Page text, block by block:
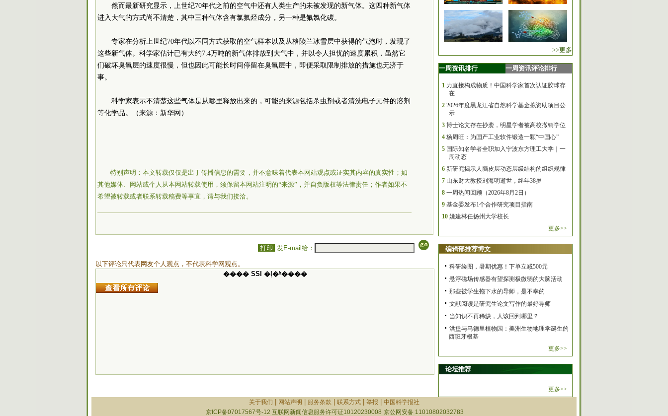
然而最新研究显示，上世纪70年代之前的空气中还有人类生产的未被发现的新气体。这四种新气体
进入大气的方式尚不清楚，其中三种气体含有氯氟烃成分，另一种是氟氯化碳。
专家在分析上世纪70年代以不同方式获取的空气样本以及从格陵兰冰雪层中获得的气泡时，发现了
这些新气体。科学家估计已有大约7.4万吨的新气体排放到大气中，并以令人担忧的速度累积，虽然它
们破坏臭氧层的速度很慢，但也因此可能长时间停留在臭氧层中，即便采取限制排放的措施也无济于
事。
科学家表示不清楚这些气体是从哪里释放出来的，可能的来源包括杀虫剂或者清洗电子元件的溶剂
等化学品。（来源：新华网）
特别声明：本文转载仅仅是出于传播信息的需要，并不意味着代表本网站观点或证实其内容的真实性；如
其他媒体、网站或个人从本网站转载使用，须保留本网站注明的“来源”，并自负版权等法律责任；作者如果不
希望被转载或者联系转载稿费等事宜，请与我们接洽。
打印 发E-mail给：
以下评论只代表网友个人观点，不代表科学网观点。
���� SSI �ļ�ʱ����
>>更多
一周资讯排行 一周资讯评论排行
1 力直接构成物质！中国科学家首次认证胶球存
在
2 2026年度黑龙江省自然科学基金拟资助项目公
示
3 博士论文存在抄袭，明星学者被高校撤销学位
4 杨周旺：为国产工业软件锻造一颗“中国心”
5 国际知名学者全职加入宁波东方理工大学｜一
周动态
6 新研究揭示人脑皮层动态层级结构的组织规律
7 山东财大教授刘海明逝世，终年38岁
8 一周热闻回顾（2026年8月2日）
9 基金委发布1个合作研究项目指南
10 姚建林任扬州大学校长
更多>>
编辑部推荐博文
科研绘图，暑期优惠！下单立减500元
悬浮磁场传感器有望探测极微弱的大脑活动
那些被学生拖下水的导师，是不幸的
文献阅读是研究生论文写作的最好导师
当知识不再稀缺，人该回到哪里？
洪堡与马德里植物园：美洲生物地理学诞生的
西班牙根基
更多>>
论坛推荐
更多>>
关于我们
网站声明 服务条款 联系方式| 举报
中国科学报社
京ICP备07017567号-12 互联网新闻信息服务许可证10120230008 京公网安备 11010802032783